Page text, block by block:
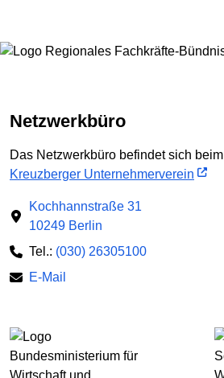
Netzwerkbüro
Das Netzwerkbüro befindet sich beim
Kreuzberger Unternehmerverein
Kochhannstraße 31
10249 Berlin
Tel.: (030) 26305100
E-Mail